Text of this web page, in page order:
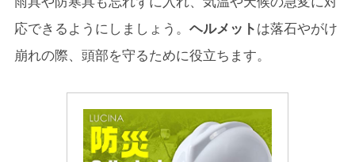
応できるようにしましょう。 ヘルメットは落石やがけ
崩れの際、頭部を守るために役立ちます。